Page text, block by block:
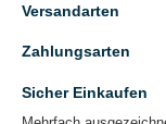
Versandarten
Zahlungsarten
Sicher Einkaufen